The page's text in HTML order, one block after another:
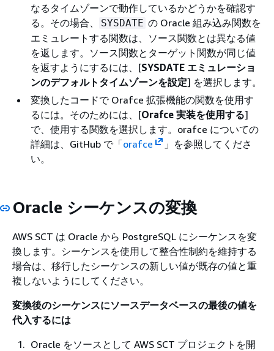
なるタイムゾーンで動作しているかどうかを確認す
る。その場合、
SYSDATE の Oracle 組み込み関数を
エミュレートする関数は、ソース関数とは異なる値
を返します。ソース関数とターゲット関数が同じ値
を返すようにするには、[SYSDATE エミュレーショ
ンのデフォルトタイムゾーンを設定] を選択します。
変換したコードで Orafce 拡張機能の関数を使用す
るには。そのためには、[Orafce 実装を使用する]
で、使用する関数を選択します。orafce についての
詳細は、GitHub で「orafce
」を参照してくださ
い。
Oracle シーケンスの変換
AWS SCT は Oracle から PostgreSQL にシーケンスを変
換します。シーケンスを使用して整合性制約を維持する
場合は、移行したシーケンスの新しい値が既存の値と重
複しないようにしてください。
変換後のシーケンスにソースデータベースの最後の値を
代入するには
Oracle をソースとして AWS SCT プロジェクトを開